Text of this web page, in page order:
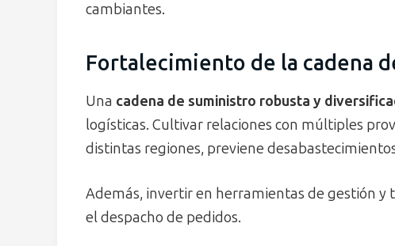
cambiantes.
Fortalecimiento de la cadena
Una cadena de suministro robusta y
logísticas. Cultivar relaciones con múltiples
distintas regiones, previene
Además, invertir en herramientas de gestión y
el despacho de pedidos.